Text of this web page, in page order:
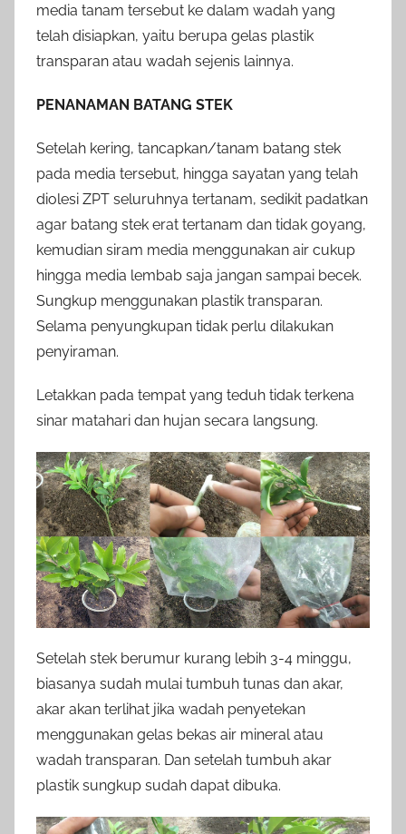
media tanam tersebut ke dalam wadah yang
telah disiapkan, yaitu berupa gelas plastik
transparan atau wadah sejenis lainnya.
PENANAMAN BATANG STEK
Setelah kering, tancapkan/tanam batang stek
pada media tersebut, hingga sayatan yang telah
diolesi ZPT seluruhnya tertanam, sedikit padatkan
agar batang stek erat tertanam dan tidak goyang,
kemudian siram media menggunakan air cukup
hingga media lembab saja jangan sampai becek.
Sungkup menggunakan plastik transparan.
Selama penyungkupan tidak perlu dilakukan
penyiraman.
Letakkan pada tempat yang teduh tidak terkena
sinar matahari dan hujan secara langsung.
Setelah stek berumur kurang lebih 3-4 minggu,
biasanya sudah mulai tumbuh tunas dan akar,
akar akan terlihat jika wadah penyetekan
menggunakan gelas bekas air mineral atau
wadah transparan. Dan setelah tumbuh akar
plastik sungkup sudah dapat dibuka.